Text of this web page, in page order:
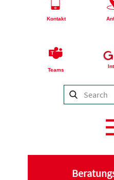
Kontakt
Teams